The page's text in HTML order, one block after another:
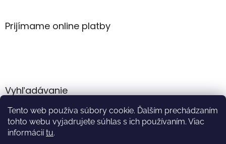
Tento web používa súbory cookie. Ďalším prechádzaním
tohto webu vyjadrujete súhlas s ich používaním. Viac
informáciítu.
Prijímame online platby
Vyhľadávanie
HĽADAŤ